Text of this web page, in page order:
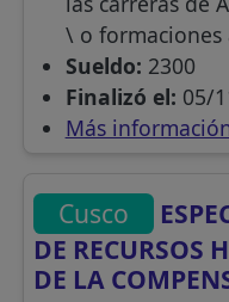
\ o formaciones
Sueldo: 2300
Finalizó el: 05/
Más
Cusco
DE RECURSOS
DE LA